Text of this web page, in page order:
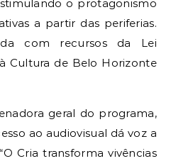
o protagonismo
a partir das periferias.
com recursos da Lei
Cultura de Belo Horizonte
geral do programa,
ao audiovisual dá voz a
Cria transforma vivências